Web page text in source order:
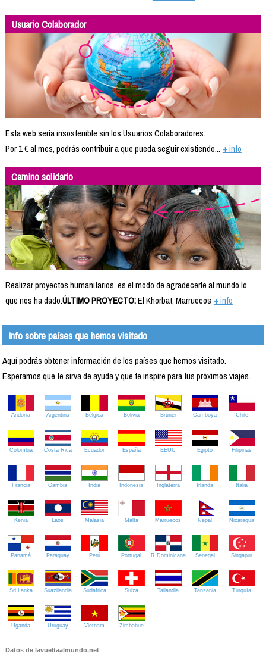
Usuario Colaborador
Esta web sería insostenible sin los Usuarios Colaboradores.
Por 1 € al mes, podrás contribuir a que pueda seguir existiendo... + info
Camino solidario
Realizar proyectos humanitarios, es el modo de agradecerle al mundo lo
que nos ha dado.ÚLTIMO PROYECTO:El Khorbat, Marruecos + info
Info sobre países que hemos visitado
Aquí podrás obtener información de los países que hemos visitado.
Esperamos que te sirva de ayuda y que te inspire para tus próximos viajes.
Andorra Argentina Bélgica Bolivia Brunei Camboya Chile
Colombia Costa Rica Ecuador España EEUU Egipto Filipinas
Francia Gambia India Indonesia Inglaterra Irlanda Italia
Kenia Laos Malasia Malta Marruecos Nepal Nicaragua
Panamá Paraguay Perú Portugal R.Dominicana Senegal Singapur
Sri Lanka Suazilandia Sudáfrica Suiza Tailandia Tanzania Turquía
Uganda Uruguay Vietnam Zimbabue
Datos de lavueltaalmundo.net